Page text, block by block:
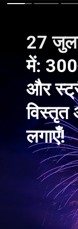
27
में:
और
विस्तृत
लगाएँ!